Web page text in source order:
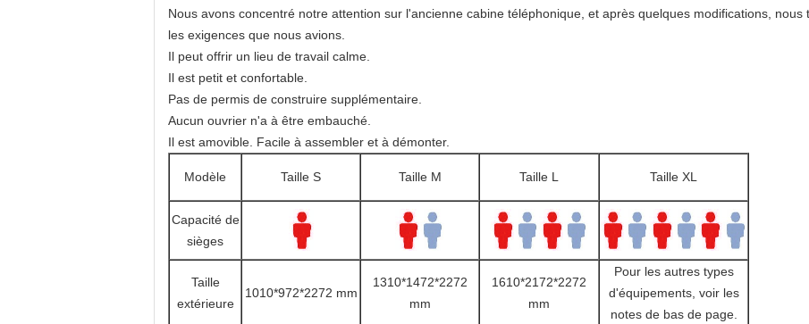
Nous avons concentré notre attention sur l'ancienne cabine téléphonique, et après quelques modifications,
les exigences que nous avions.
Il peut offrir un lieu de travail calme.
Il est petit et confortable.
Pas de permis de construire supplémentaire.
Aucun ouvrier n'a à être embauché.
Il est amovible. Facile à assembler et à démonter.
Modèle Taille S Taille M Taille L Taille XL
Capacité de
sièges
Taille
extérieure
1010*972*2272 mm
1310*1472*2272
mm
1610*2172*2272
mm
Pour les autres types
d'équipements, voir les
notes de bas de page.